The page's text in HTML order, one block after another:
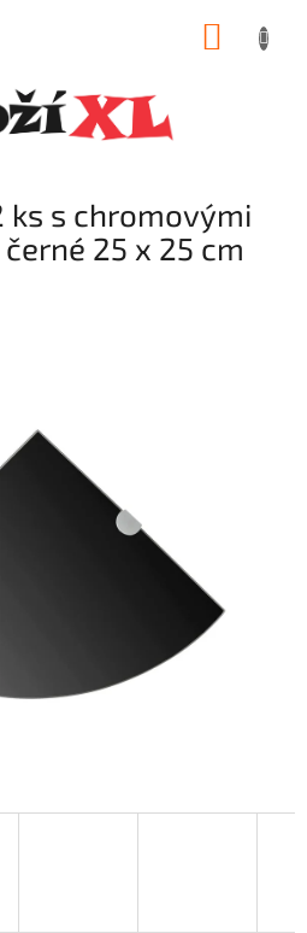
ks s chromovými
25 x 25 cm